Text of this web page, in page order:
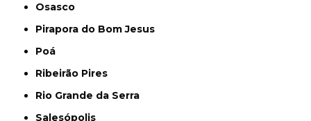
Osasco
Pirapora do Bom Jesus
Poá
Ribeirão Pires
Rio Grande da Serra
Salesópolis